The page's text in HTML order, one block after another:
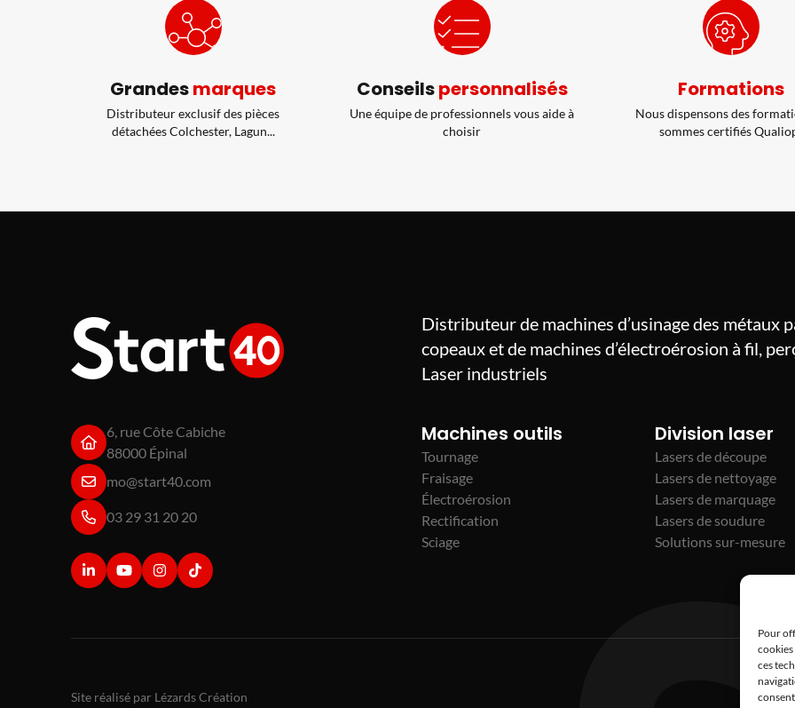
Pour
ces
Grandesmarques
Distributeur exclusif des pièces
détachées Colchester, Lagun...
Conseilspersonnalisés
Une équipe de professionnels vous aide à
choisir
Formations
Nous dispensons des
sommes certifiés
Distributeur de machines d’usinage des métaux
copeaux et de machines d’électroérosion à fil,
Laser industriels
6, rue Côte Cabiche
88000 Épinal
mo@start40.com
03 29 31 20 20
Machines outils
Tournage
Fraisage
Électroérosion
Rectification
Sciage
Division laser
Lasers de découpe
Lasers de nettoyage
Lasers de marquage
Lasers de soudure
Solutions sur-mesure
Site réalisé par Lézards Création